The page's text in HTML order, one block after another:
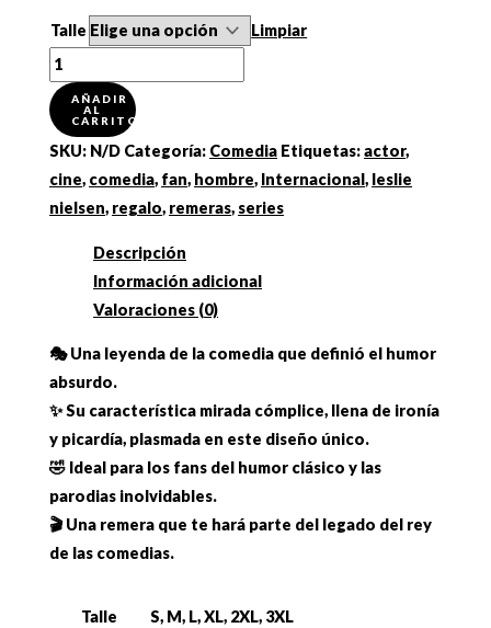
Talle
Limpiar
Remera
"Leslie
Nielsen:
Monocromo"
cantidad
AÑADIR
AL
CARRITO
SKU: N/D Categoría: Comedia Etiquetas:actor,
cine, comedia, fan, hombre, Internacional, leslie
nielsen, regalo, remeras, series
Descripción
Información adicional
Valoraciones (0)
🎭 Una leyenda de la comedia que definió el humor
absurdo.
✨ Su característica mirada cómplice, llena de ironía
y picardía, plasmada en este diseño único.
🤣 Ideal para los fans del humor clásico y las
parodias inolvidables.
🎬 Una remera que te hará parte del legado del rey
de las comedias.
Talle S, M, L, XL, 2XL, 3XL